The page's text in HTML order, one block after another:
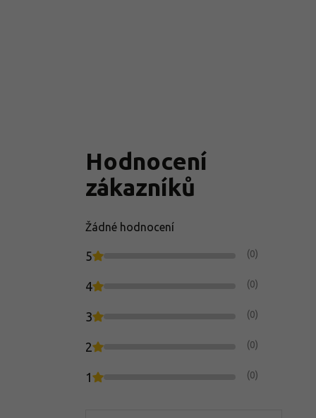
Hodnocení
zákazníků
Žádné hodnocení
5 (0)
4 (0)
3 (0)
2 (0)
1 (0)